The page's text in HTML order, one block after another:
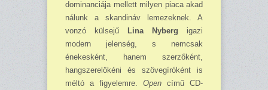
dominan­ciája mellett milyen piaca akad
nálunk a skandináv lemezeknek. A
vonzó külsejű
Lina Nyberg igazi
modern jelenség, s nem­csak
énekesként, hanem szerző­ként,
hangszerelökéni és szöveg­íróként is
méltó a figyelemre. Open című CD-